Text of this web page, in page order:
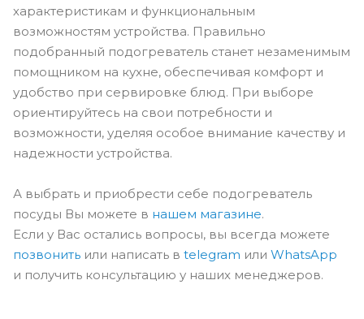
характеристикам и функциональным
возможностям устройства. Правильно
подобранный подогреватель станет незаменимым
помощником на кухне, обеспечивая комфорт и
удобство при сервировке блюд. При выборе
ориентируйтесь на свои потребности и
возможности, уделяя особое внимание качеству и
надежности устройства.
А выбрать и приобрести себе подогреватель
посуды Вы можете в нашем магазине.
Если у Вас остались вопросы, вы всегда можете
позвонить или написать в telegram или WhatsApp
и получить консультацию у наших менеджеров.